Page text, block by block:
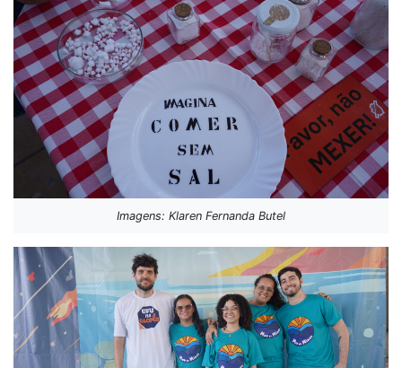
Imagens: Klaren Fernanda Butel